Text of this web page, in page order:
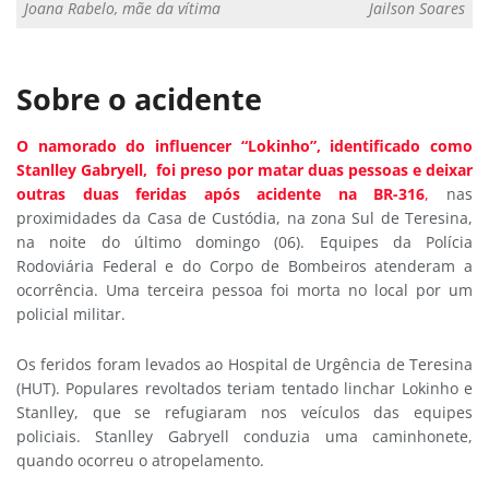
Joana Rabelo, mãe da vítima Jailson Soares
Sobre o acidente
O namorado do influencer “Lokinho”, identificado como
Stanlley Gabryell, foi preso por matar duas pessoas e deixar
outras duas feridas após acidente na BR-316, nas
proximidades da Casa de Custódia, na zona Sul de Teresina,
na noite do último domingo (06). Equipes da Polícia
Rodoviária Federal e do Corpo de Bombeiros atenderam a
ocorrência. Uma terceira pessoa foi morta no local por um
policial militar.
Os feridos foram levados ao Hospital de Urgência de Teresina
(HUT). Populares revoltados teriam tentado linchar Lokinho e
Stanlley, que se refugiaram nos veículos das equipes
policiais. Stanlley Gabryell conduzia uma caminhonete,
quando ocorreu o atropelamento.